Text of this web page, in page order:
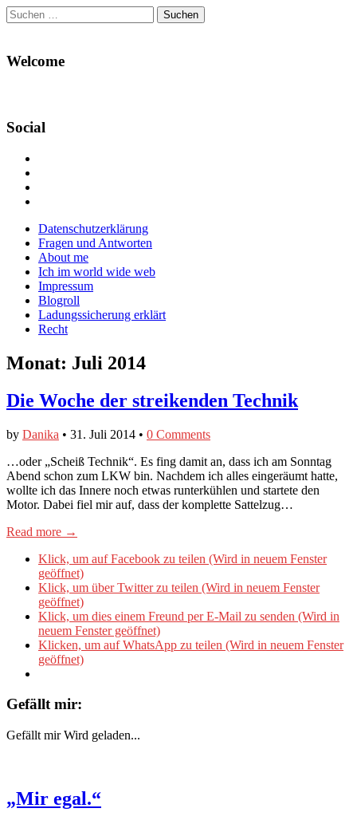
Suchen
nach:
Welcome
Social
Facebook
anzeigen
Twitter
anzeigen
auf
Instagram
anzeigen
Main
menu
Skip
content
Datenschutzerklärung
Fragen und Antworten
About me
Ich im world wide web
Impressum
Blogroll
Ladungssicherung erklärt
Recht
Monat: Juli 2014
Die Woche der streikenden Technik
by Danika • 31. Juli 2014 • 0 Comments
…oder „Scheiß Technik“. Es fing damit an, dass ich am Sonntag
Abend schon zum LKW bin. Nachdem ich alles eingeräumt hatte,
wollte ich das Innere noch etwas runterkühlen und startete den
Motor. Dabei fiel mir auf, dass der komplette Sattelzug…
Read more →
Klick, um auf Facebook zu teilen (Wird in neuem Fenster
geöffnet)
Klick, um über Twitter zu teilen (Wird in neuem Fenster
geöffnet)
Klick, um dies einem Freund per E-Mail zu senden (Wird in
neuem Fenster geöffnet)
Klicken, um auf WhatsApp zu teilen (Wird in neuem Fenster
geöffnet)
Gefällt mir:
Gefällt mir Wird geladen...
„Mir egal.“